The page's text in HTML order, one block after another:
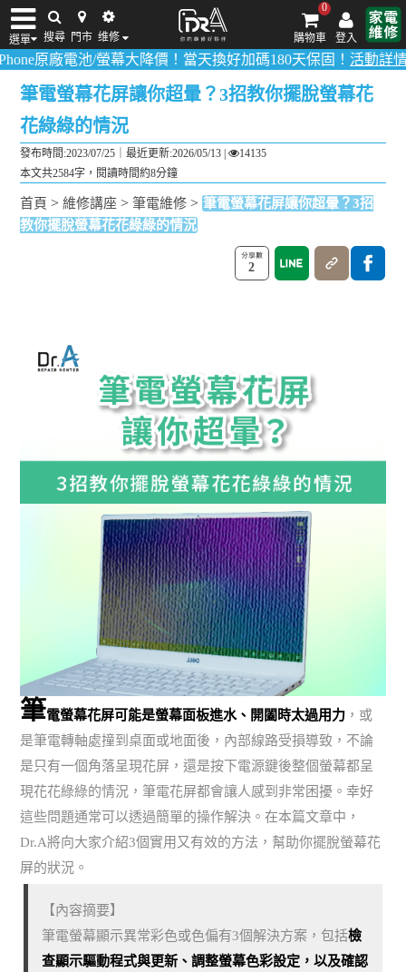
選單 搜尋 門市 维修 登入
0
購物車
iPhone維修/價格 筆電維修/價格 Android手機維修/價格 MacBook維修/價
/螢幕大降價！當天換好加碼180天保固！活動詳情請點我！多
筆電螢幕花屏讓你超暈？3招教你擺脫螢幕花
花綠綠的情況
發布時間:2023/07/25｜最近更新:2026/05/13 |
14135
本文共2584字，閱讀時間約8分鐘
首頁 >維修講座 >筆電維修 > 筆電螢幕花屏讓你超暈？3招
教你擺脫螢幕花花綠綠的情況
2
筆電螢幕花屏可能是螢幕面板進水、開闔時太過用力 ，或
是筆電轉軸處撞到桌面或地面後，內部線路受損導致，不論
是只有一個角落呈現花屏，還是按下電源鍵後整個螢幕都呈
現花花綠綠的情況，筆電花屏都會讓人感到非常困擾。幸好
這些問題通常可以透過簡單的操作解決。在本篇文章中，
Dr.A將向大家介紹3個實用又有效的方法，幫助你擺脫螢幕花
屏的狀況。
【內容摘要】
筆電螢幕顯示異常彩色或色偏有3個解決方案，包括檢
查顯示驅動程式與更新、調整螢幕色彩設定，以及確認